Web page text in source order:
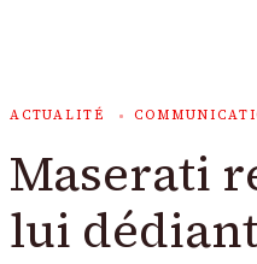
ACTUALITÉ
Maserati
lui